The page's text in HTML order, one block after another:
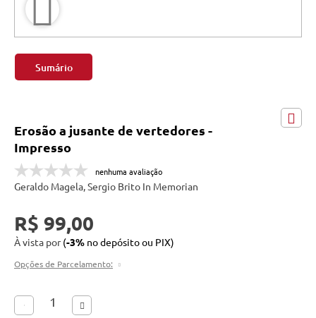
Sumário
Erosão a jusante de vertedores -
Impresso
nenhuma avaliação
Geraldo Magela, Sergio Brito In Memorian
R$ 99,00
À vista por(-3% no depósito ou PIX)
Opções de Parcelamento: